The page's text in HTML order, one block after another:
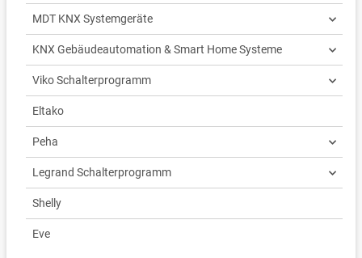
MDT KNX Systemgeräte
KNX Gebäudeautomation & Smart Home Systeme
Viko Schalterprogramm
Eltako
Peha
Legrand Schalterprogramm
Shelly
Eve